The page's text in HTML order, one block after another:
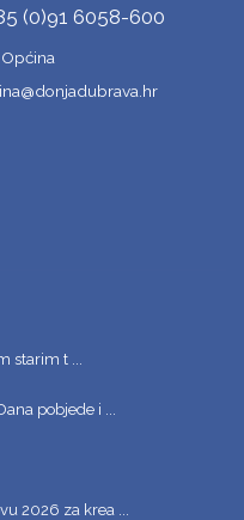
(0)91 6058-600
Općina
starim t ...
pobjede i ...
2026 za krea ...